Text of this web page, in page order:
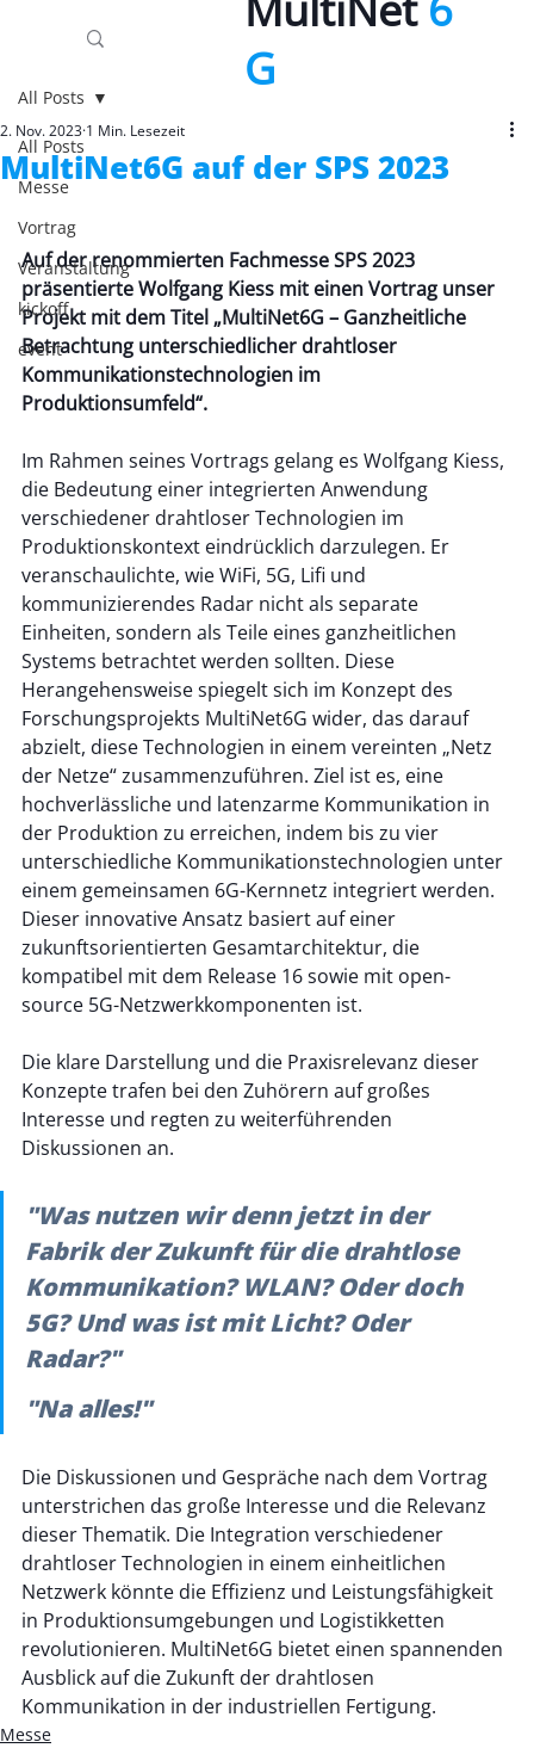
G
All Posts
Messe
Vortrag
Veranstaltung
kickoff
event
All Posts
MultiNet6G auf der SPS 2023
2. Nov. 2023 1 Min. Lesezeit
Auf der renommierten Fachmesse SPS 2023
präsentierte Wolfgang Kiess mit einen Vortrag unser
Projekt mit dem Titel „MultiNet6G – Ganzheitliche
Betrachtung unterschiedlicher drahtloser
Kommunikationstechnologien im
Produktionsumfeld“.
Im Rahmen seines Vortrags gelang es Wolfgang Kiess,
die Bedeutung einer integrierten Anwendung
verschiedener drahtloser Technologien im
Produktionskontext eindrücklich darzulegen. Er
veranschaulichte, wie WiFi, 5G, Lifi und
kommunizierendes Radar nicht als separate
Einheiten, sondern als Teile eines ganzheitlichen
Systems betrachtet werden sollten. Diese
Herangehensweise spiegelt sich im Konzept des
Forschungsprojekts MultiNet6G wider, das darauf
abzielt, diese Technologien in einem vereinten „Netz
der Netze“ zusammenzuführen. Ziel ist es, eine
hochverlässliche und latenzarme Kommunikation in
der Produktion zu erreichen, indem bis zu vier
unterschiedliche Kommunikationstechnologien unter
einem gemeinsamen 6G-Kernnetz integriert werden.
Dieser innovative Ansatz basiert auf einer
zukunftsorientierten Gesamtarchitektur, die
kompatibel mit dem Release 16 sowie mit open-
source 5G-Netzwerkkomponenten ist.
Die klare Darstellung und die Praxisrelevanz dieser
Konzepte trafen bei den Zuhörern auf großes
Interesse und regten zu weiterführenden
Diskussionen an.
"Was nutzen wir denn jetzt in der
Fabrik der Zukunft für die drahtlose
Kommunikation? WLAN? Oder doch
5G? Und was ist mit Licht? Oder
Radar?"
"Na alles!"
Die Diskussionen und Gespräche nach dem Vortrag
unterstrichen das große Interesse und die Relevanz
dieser Thematik. Die Integration verschiedener
drahtloser Technologien in einem einheitlichen
Netzwerk könnte die Effizienz und Leistungsfähigkeit
in Produktionsumgebungen und Logistikketten
revolutionieren. MultiNet6G bietet einen spannenden
Ausblick auf die Zukunft der drahtlosen
Kommunikation in der industriellen Fertigung.
Messe